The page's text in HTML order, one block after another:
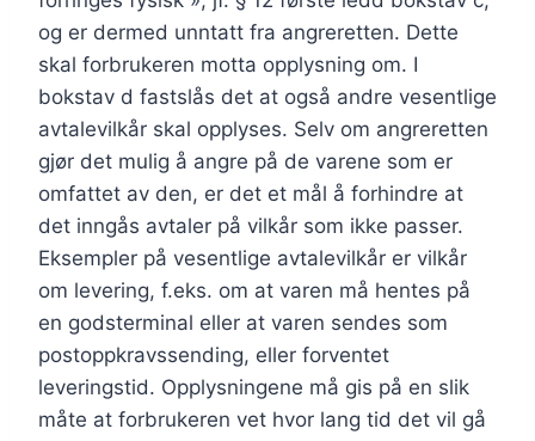
og er dermed unntatt fra angreretten. Dette
skal forbrukeren motta opplysning om. I
bokstav d fastslås det at også andre vesentlige
avtalevilkår skal opplyses. Selv om angreretten
gjør det mulig å angre på de varene som er
omfattet av den, er det et mål å forhindre at
det inngås avtaler på vilkår som ikke passer.
Eksempler på vesentlige avtalevilkår er vilkår
om levering, f.eks. om at varen må hentes på
en godsterminal eller at varen sendes som
postoppkravssending, eller forventet
leveringstid. Opplysningene må gis på en slik
måte at forbrukeren vet hvor lang tid det vil gå